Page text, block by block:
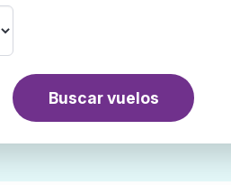
Buscar vuelos